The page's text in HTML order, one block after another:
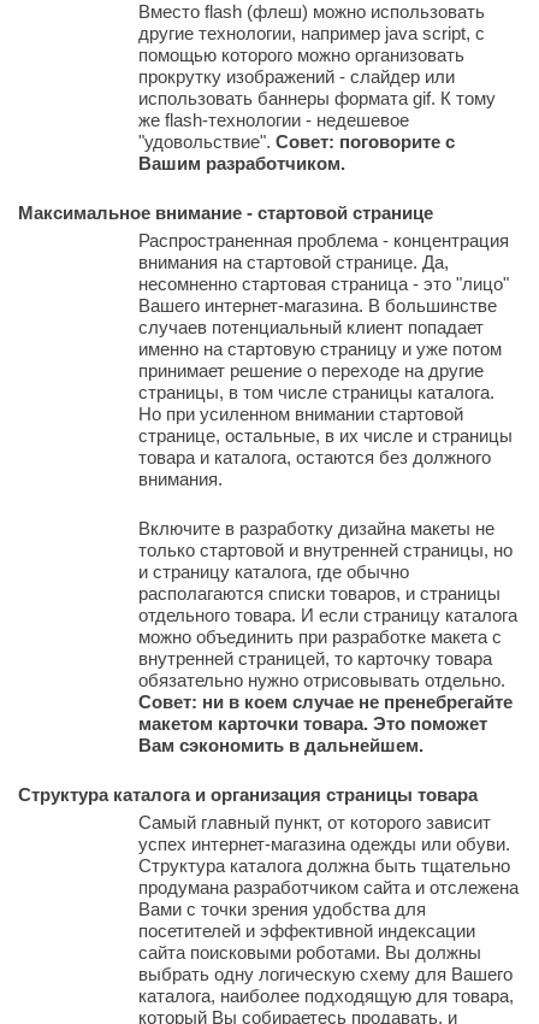
Вместо flash (флеш) можно использовать
другие технологии, например java script, с
помощью которого можно организовать
прокрутку изображений - слайдер или
использовать баннеры формата gif. К тому
же flash-технологии - недешевое
"удовольствие". Совет: поговорите с
Вашим разработчиком.
Максимальное внимание - стартовой странице
Распространенная проблема - концентрация
внимания на стартовой странице. Да,
несомненно стартовая страница - это "лицо"
Вашего интернет-магазина. В большинстве
случаев потенциальный клиент попадает
именно на стартовую страницу и уже потом
принимает решение о переходе на другие
страницы, в том числе страницы каталога.
Но при усиленном внимании стартовой
странице, остальные, в их числе и страницы
товара и каталога, остаются без должного
внимания.
Включите в разработку дизайна макеты не
только стартовой и внутренней страницы, но
и страницу каталога, где обычно
располагаются списки товаров, и страницы
отдельного товара. И если страницу каталога
можно объединить при разработке макета с
внутренней страницей, то карточку товара
обязательно нужно отрисовывать отдельно.
Совет: ни в коем случае не пренебрегайте
макетом карточки товара. Это поможет
Вам сэкономить в дальнейшем.
Структура каталога и организация страницы товара
Самый главный пункт, от которого зависит
успех интернет-магазина одежды или обуви.
Структура каталога должна быть тщательно
продумана разработчиком сайта и отслежена
Вами с точки зрения удобства для
посетителей и эффективной индексации
сайта поисковыми роботами. Вы должны
выбрать одну логическую схему для Вашего
каталога, наиболее подходящую для товара,
который Вы собираетесь продавать, и